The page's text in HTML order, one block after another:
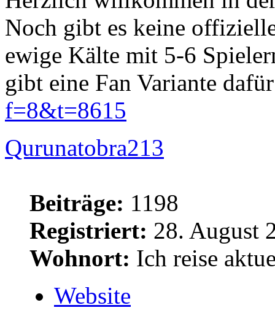
Noch gibt es keine
ewige Kälte mit 5-6
gibt eine Fan Variante
f=8&t=8615
Qurunatobra213
Beiträge: 1198
Registriert: 28. August
Wohnort: Ich reise
Website